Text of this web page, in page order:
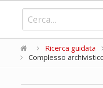
Ricerca guidata
Complesso